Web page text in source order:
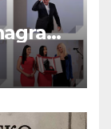
33.
Palić